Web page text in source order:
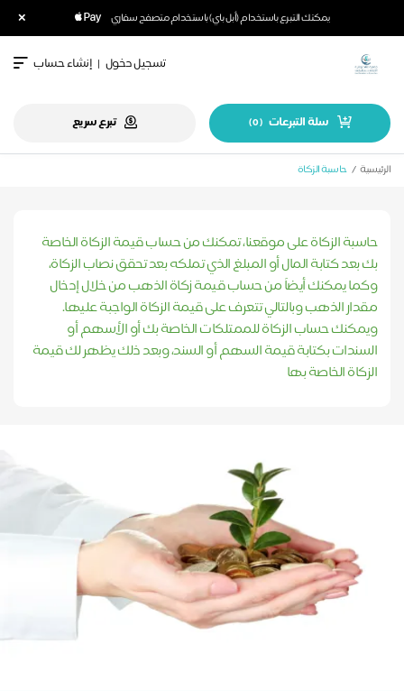
يمكنك التبرع باستخدام (أبل باي) باستخدام متصفح سفاري ×
تسجيل دخول | إنشاء حساب
سلة التبرعات (
0
) تبرع سريع
الرئيسية حاسبة الزكاة
حاسبة الزكاة على موقعنا، تمكنك من حساب قيمة الزكاة الخاصة
بك بعد كتابة المال أو المبلغ الذي تملكه بعد تحقق نصاب الزكاة،
وكما يمكنك أيضاً من حساب قيمة زكاة الذهب من خلال إدخال
مقدار الذهب وبالتالي تتعرف على قيمة الزكاة الواجبة عليها.
ويمكنك حساب الزكاة للممتلكات الخاصة بك أو الأسهم أو
السندات بكتابة قيمة السهم أو السند، وبعد ذلك يظهر لك قيمة
الزكاة الخاصة بها